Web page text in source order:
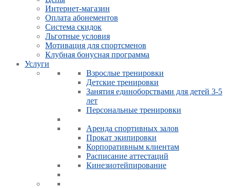
Интернет-магазин
Оплата абонементов
Система скидок
Льготные условия
Мотивация для спортсменов
Клубная бонусная программа
Услуги
Взрослые тренировки
Детские тренировки
Занятия единоборствами для детей 3-5
лет
Персональные тренировки
Аренда спортивных залов
Прокат экипировки
Корпоративным клиентам
Расписание аттестаций
Кинезиотейпирование